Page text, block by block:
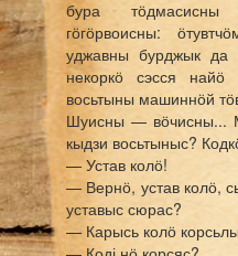
бура тӧдмасисны
гӧгӧрвоисны:
уджавны бурджык да
некоркӧ сэсся найӧ
восьтыны машиннӧй
Шуисны — вӧчисны...
кыдзи восьтыныс?
— Устав колӧ!
— Вернӧ, устав колӧ,
уставыс сюрас?
— Карысь колӧ